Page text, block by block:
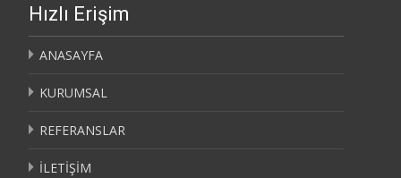
Hızlı Erişim
ANASAYFA
KURUMSAL
REFERANSLAR
İLETİŞİM